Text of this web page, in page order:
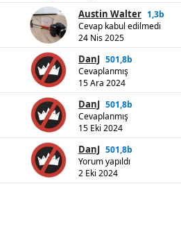
Austin Walter 1,3b
Cevap kabul edilmedi
24 Nis 2025
DanJ 501,8b
Cevaplanmış
15 Ara 2024
DanJ 501,8b
Cevaplanmış
15 Eki 2024
DanJ 501,8b
Yorum yapıldı
2 Eki 2024